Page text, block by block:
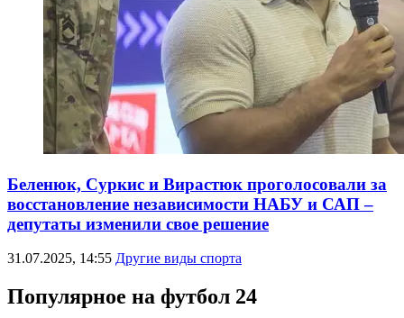
Беленюк, Суркис и Вирастюк проголосовали за
восстановление независимости НАБУ и САП –
депутаты изменили свое решение
31.07.2025, 14:55 Другие виды спорта
Популярное на футбол 24